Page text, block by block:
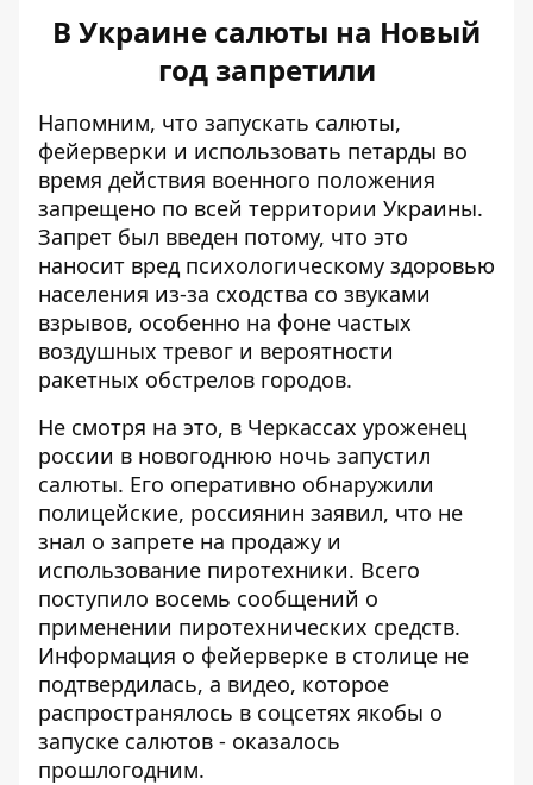
В Украине салюты на Новый
год запретили
Напомним, что запускать салюты,
фейерверки и использовать петарды во
время действия военного положения
запрещено по всей территории Украины.
Запрет был введен потому, что это
наносит вред психологическому здоровью
населения из-за сходства со звуками
взрывов, особенно на фоне частых
воздушных тревог и вероятности
ракетных обстрелов городов.
Не смотря на это, в Черкассах уроженец
россии в новогоднюю ночь запустил
салюты. Его оперативно обнаружили
полицейские, россиянин заявил, что не
знал о запрете на продажу и
использование пиротехники. Всего
поступило восемь сообщений о
применении пиротехнических средств.
Информация о фейерверке в столице не
подтвердилась, а видео, которое
распространялось в соцсетях якобы о
запуске салютов - оказалось
прошлогодним.